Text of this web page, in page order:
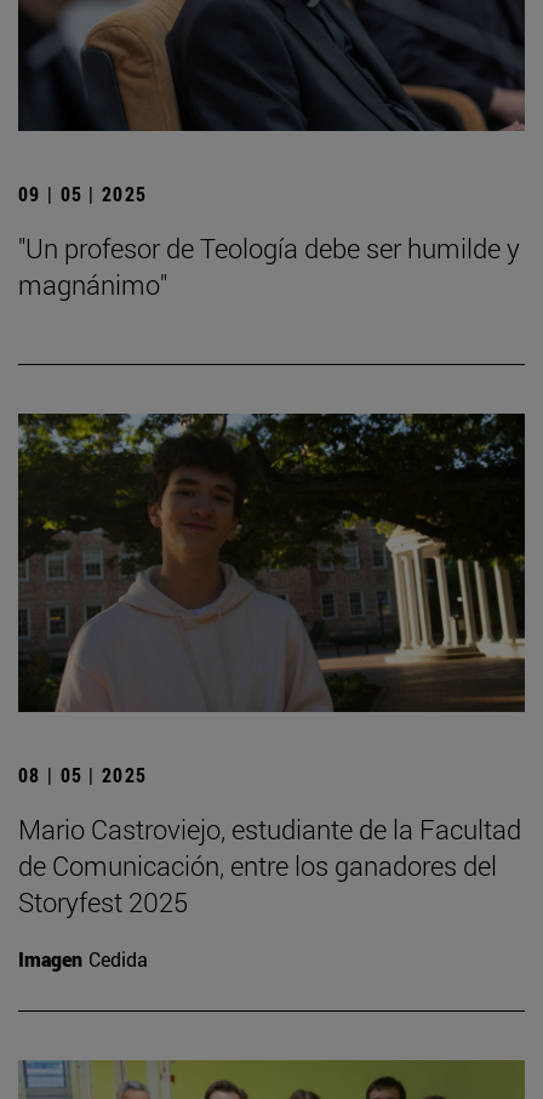
09 | 05 | 2025
"Un profesor de Teología debe ser humilde y
magnánimo"
08 | 05 | 2025
Mario Castroviejo, estudiante de la Facultad
de Comunicación, entre los ganadores del
Storyfest 2025
Imagen Cedida